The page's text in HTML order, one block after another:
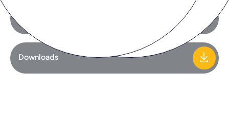
Downloads